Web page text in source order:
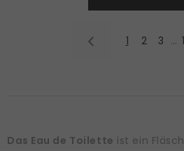
1 2 3 …
Das Eau de Toilette ist ein